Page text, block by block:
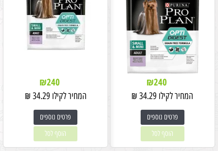
₪240
המחיר לקילו 34.29
₪
פרטים נוספים
הוסף לסל
₪240
המחיר לקילו 34.29
₪
פרטים נוספים
הוסף לסל